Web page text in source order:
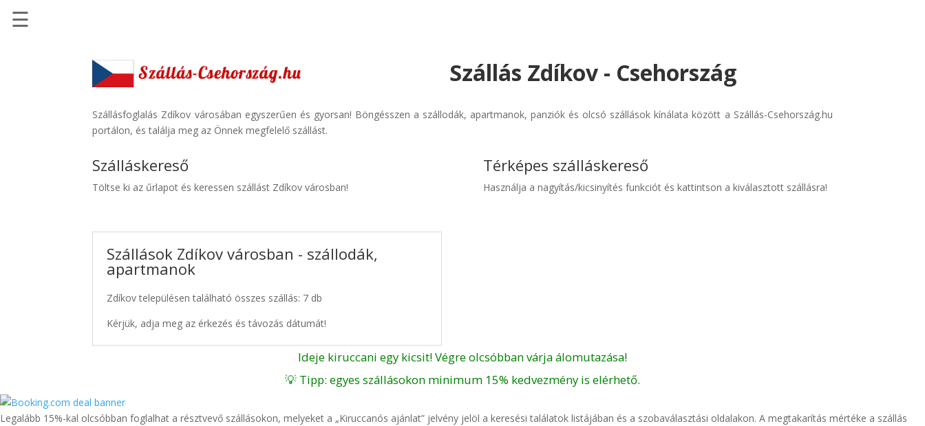
Szállásinfo.eu
Repülőjegy
pénzvisszatérítéssel
Autóbérlés
☰
Szállás Zdíkov - Csehország
Szállásfoglalás Zdíkov városában egyszerűen és gyorsan! Böngésszen a szállodák, apartmanok, panziók és olcsó szállások kínálata között a Szállás-Csehország.hu
portálon, és találja meg az Önnek megfelelő szállást.
Szálláskereső
Töltse ki az űrlapot és keressen szállást Zdíkov városban!
Szállások Zdíkov városban - szállodák,
apartmanok
Zdíkov településen található összes szállás: 7 db
Kérjük, adja meg az érkezés és távozás dátumát!
Térképes szálláskereső
Használja a nagyítás/kicsinyítés funkciót és kattintson a kiválasztott szállásra!
Ideje kiruccani egy kicsit! Végre olcsóbban várja álomutazása!
💡 Tipp: egyes szállásokon minimum 15% kedvezmény is elérhető.
Legalább 15%-kal olcsóbban foglalhat a résztvevő szállásokon, melyeket a „Kiruccanós ajánlat” jelvény jelöl a keresési találatok listájában és a szobaválasztási oldalakon. A megtakarítás mértéke a szállás